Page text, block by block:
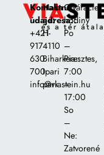
Kontaktné
údaje:
+421
917
630
700
info@viastein.hu
Naša
adresa::
H-
4110
Biharkeresztes,
Ipari
park
Otváracie
hodiny
Po
–
Pia::
7:00
–
17:00
So
–
Ne:
Zatvorené